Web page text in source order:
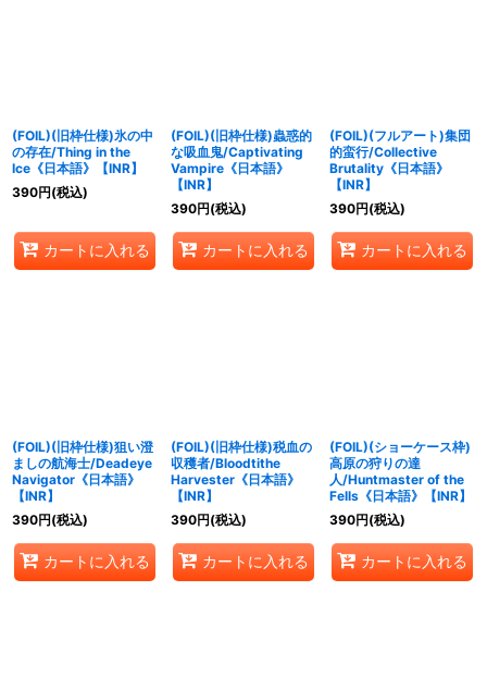
(FOIL)(旧枠仕様)氷の中
の存在/Thing in the
Ice《日本語》【INR】
390円(税込)
カートに入れる
(FOIL)(旧枠仕様)蟲惑的
な吸血鬼/Captivating
Vampire《日本語》
【INR】
390円(税込)
カートに入れる
(FOIL)(フルアート)集団
的蛮行/Collective
Brutality《日本語》
【INR】
390円(税込)
カートに入れる
(FOIL)(旧枠仕様)狙い澄
ましの航海士/Deadeye
Navigator《日本語》
【INR】
390円(税込)
カートに入れる
(FOIL)(旧枠仕様)税血の
収穫者/Bloodtithe
Harvester《日本語》
【INR】
390円(税込)
カートに入れる
(FOIL)(ショーケース枠)
高原の狩りの達
人/Huntmaster of the
Fells《日本語》【INR】
390円(税込)
カートに入れる